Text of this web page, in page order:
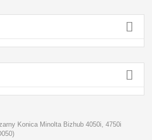
Konica Minolta Bizhub 4050i, 4750i